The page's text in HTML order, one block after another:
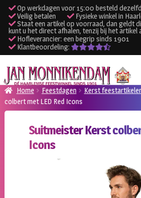
Op werkdagen voor 15:00 besteld
Veilig betalen
Fysieke winkel in
Staat een artikel op voorraad, dan geldt
kunt u het direct afhalen, tenzij bij het artikel
Hofleverancier: een begrip sinds 1901
Klantbeoordeling:
Ga
door
naar
navigatie
Ga
naar
de
inhoudVerhuur kleding
Verhuur apparatuur
Onze winkel
Home Feestdagen Kerst
colbert met LED Red Icons
Suitmeister Kerst
Icons